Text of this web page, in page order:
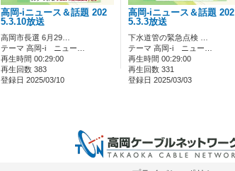
高岡-iニュース＆話題 202
5.3.10放送
高岡市長選 6月29…
テーマ 高岡-i ニュー…
再生時間 00:29:00
再生回数 383
登録日 2025/03/10
高岡-iニュース＆話題 202
5.3.3放送
下水道管の緊急点検 …
テーマ 高岡-i ニュー…
再生時間 00:29:00
再生回数 331
登録日 2025/03/03